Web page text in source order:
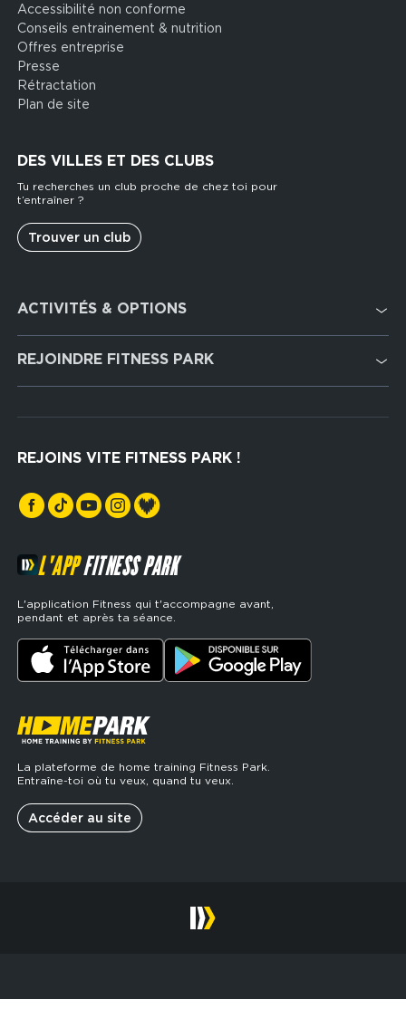
Accessibilité non conforme
Conseils entrainement & nutrition
Offres entreprise
Presse
Rétractation
Plan de site
DES VILLES ET DES CLUBS
Tu recherches un club proche de chez toi pour
t’entraîner ?
Trouver un club
services
ACTIVITÉS & OPTIONS
Cardio Training
Musculation
Hyrox Zone
Cross Training
REJOINDRE FITNESS PARK
REJOINS VITE FITNESS PARK !
L'APPFITNESS PARK
L'application Fitness qui t'accompagne avant,
pendant et après ta séance.
La plateforme de home training Fitness Park.
Entraîne-toi où tu veux, quand tu veux.
Accéder au site